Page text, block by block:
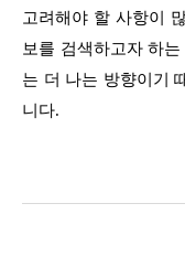
고려해야 할 사항이
보를 검색하고자 하
는 더 나는 방향이기
니다.